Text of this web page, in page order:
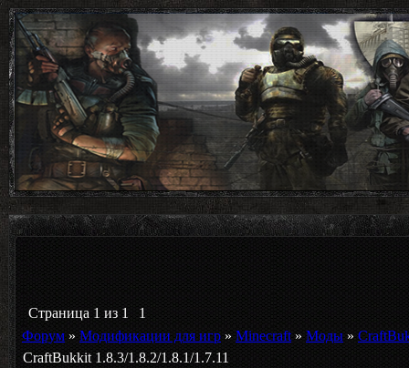
Страница 1 из 1
1
Форум » Модификации для игр » Minecraft » Моды »
CraftBukkit 1.8.3/1.8.2/1.8.1/1.7.11